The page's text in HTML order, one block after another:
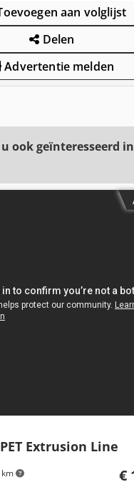
aan volglijst
Delen
Advertentie melden
ook geïnteresseerd
PET Extrusion Line
€